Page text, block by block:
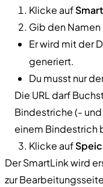
Klicke auf
Gib den
Er wird mit der
generiert.
Du musst nur
Die URL darf
Bindestriche (-
einem Bindestrich
Klicke auf
Der SmartLink wird
zur